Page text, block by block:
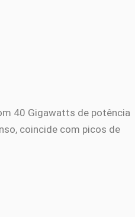
40 Gigawatts de potência
coincide com picos de